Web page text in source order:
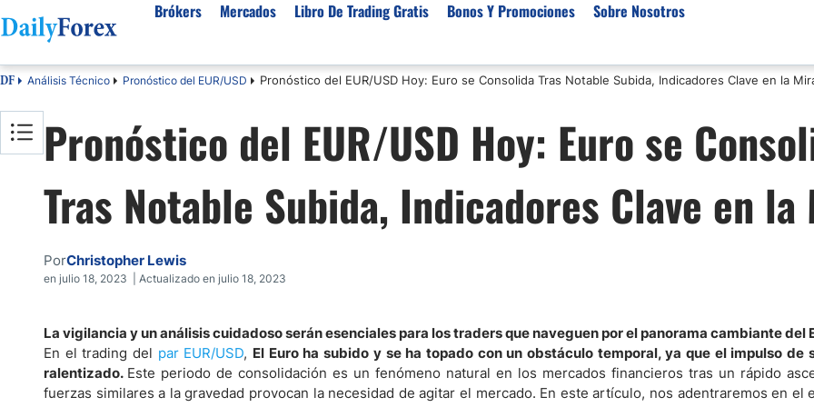
Brókers
España
Argentina
Rep. Dominicana
Mexico
Costa Rica
Guatemala
Cuba
El Salvador
Brokers Regulados
Brokers Para Scalping
Broker Oro
Brokers de Trading Automático
Lista de Mejores Prop
Empresas de Fondeo en
Empresas de Fondeo
Mercados
Divisas
EUR/USD
USD/COP
USD/PEN
Todas las Divisas
Materias Primas
Oro (XAU/USD)
Plata (XAG/USD)
Petróleo WTI
Todas las Materias Primas
Indices
Análisis Forex
Señales Forex Gratis
El Oro va a Subir o
Tendencia Euro
Libro De Trading Gratis Bonos Y Promociones Sobre Nosotros
Sobre Nosotros
Política editorial
Cómo generamos ingresos
Nuestra metodología
Por qué confiar en nosotros
DF Análisis Técnico Pronóstico del EUR/USD Pronóstico del EUR/USD Hoy: Euro se Consolida Tras Notable Subida, Indicadores Clave en la
Pronóstico del EUR/USD Hoy: Euro se
Tras Notable Subida, Indicadores Clave en la
PorChristopher Lewis
en julio 18, 2023 | Actualizado en julio 18, 2023
La vigilancia y un análisis cuidadoso serán esenciales para los traders que naveguen por el panorama cambiante del
En el trading del par EUR/USD, El Euro ha subido y se ha topado con un obstáculo temporal, ya que el impulso de
ralentizado. Este periodo de consolidación es un fenómeno natural en los mercados financieros tras un rápido
fuerzas similares a la gravedad provocan la necesidad de agitar el mercado. En este artículo, nos adentraremos en el